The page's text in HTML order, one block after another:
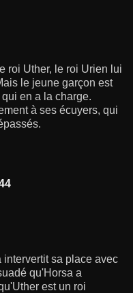
roi Uther, le roi Urien lui
le jeune garçon est
en a la charge.
à ses écuyers, qui
sa place avec
qu'Horsa a
est un roi